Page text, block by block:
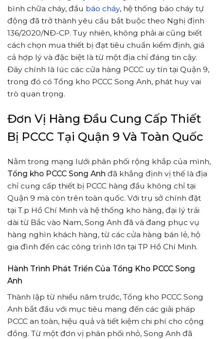
bình chữa cháy, đầu báo cháy, hệ thống báo cháy tự
động đã trở thành yêu cầu bắt buộc theo Nghị định
136/2020/NĐ-CP. Tuy nhiên, không phải ai cũng biết
cách chọn mua thiết bị đạt tiêu chuẩn kiểm định, giá
cả hợp lý và đặc biệt là từ một địa chỉ đáng tin cậy.
Đây chính là lúc các cửa hàng PCCC uy tín tại Quận 9,
trong đó có Tổng kho PCCC Song Anh, phát huy vai
trò quan trọng.
Đơn Vị Hàng Đầu Cung Cấp Thiết
Bị PCCC Tại Quận 9 Và Toàn Quốc
Nằm trong mạng lưới phân phối rộng khắp của mình,
Tổng kho PCCC Song Anh đã khẳng định vị thế là địa
chỉ cung cấp thiết bị PCCC hàng đầu không chỉ tại
Quận 9 mà còn trên toàn quốc. Với trụ sở chính đặt
tại T.p Hồ Chí Minh và hệ thống kho hàng, đại lý trải
dài từ Bắc vào Nam, Song Anh đã và đang phục vụ
hàng nghìn khách hàng, từ các cửa hàng bán lẻ, hộ
gia đình đến các công trình lớn tại TP Hồ Chí Minh.
Hành Trình Phát Triển Của Tổng Kho PCCC Song
Anh
Thành lập từ nhiều năm trước, Tổng kho PCCC Song
Anh bắt đầu với mục tiêu mang đến các giải pháp
PCCC an toàn, hiệu quả và tiết kiệm chi phí cho cộng
đồng. Từ một đơn vị phân phối nhỏ, Song Anh đã